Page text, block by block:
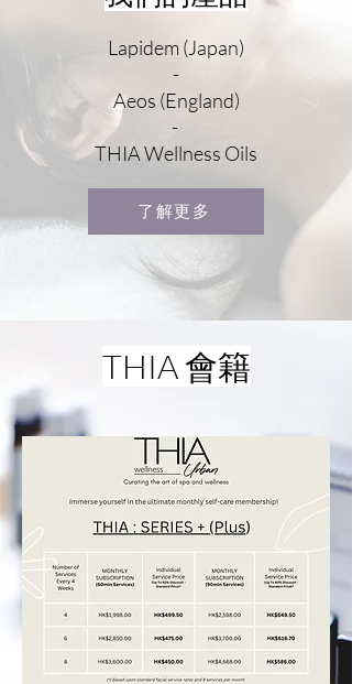
Lapidem (Japan)
-
Aeos (England)
-
THIA Wellness Oils
了解更多
THIA 會籍